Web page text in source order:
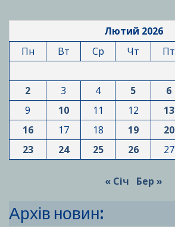
Лютий 2026
Пн
Вт Ср Чт Пт
2
3 4 5 6
9
10 11 12 13
16
17 18 19 20
23
24 25 26 27
« Січ Бер »
Архів новин: